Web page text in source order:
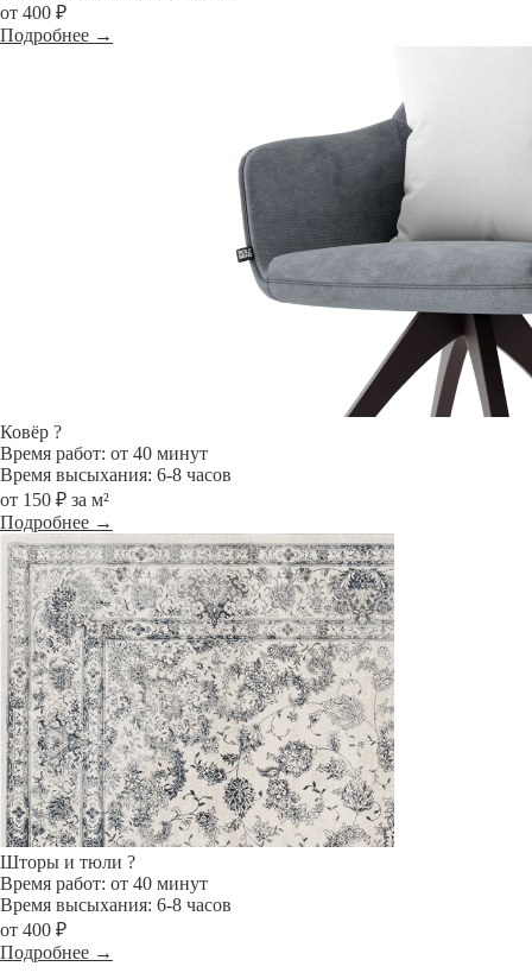
от 400 ₽
Подробнее →
Ковёр ?
Время работ: от 40 минут
Время высыхания: 6-8 часов
от 150 ₽ за м²
Подробнее →
Шторы и тюли ?
Время работ: от 40 минут
Время высыхания: 6-8 часов
от 400 ₽
Подробнее →